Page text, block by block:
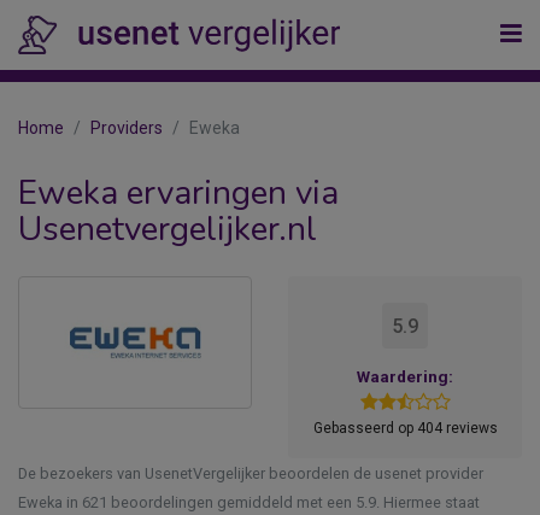
Home Providers Eweka
Eweka ervaringen via
Usenetvergelijker.nl
5.9
Waardering:
Gebasseerd op 404 reviews
De bezoekers van UsenetVergelijker beoordelen de usenet provider
Eweka in 621 beoordelingen gemiddeld met een 5.9. Hiermee staat